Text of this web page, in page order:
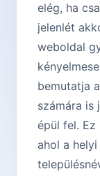
elég, ha
jelenlét
weboldal
bemutatja
számára is
épül fel. Ez
ahol a